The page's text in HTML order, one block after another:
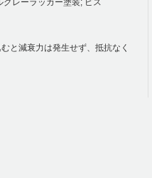
レーラッカー塗装; ピス
と減衰力は発生せず、抵抗なく